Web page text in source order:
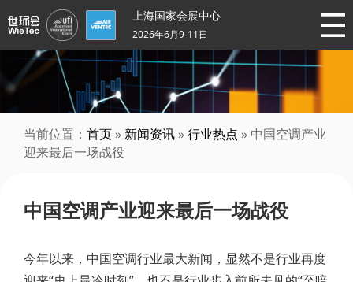
上海国家会展中心
2026年6月9-11日
当前位置： 首页 » 新闻资讯 »行业热点 » 中国空调产业
迎来最后一场战役
中国空调产业迎来最后一场战役
今年以来，中国空调行业最大新闻，显然不是行业再度